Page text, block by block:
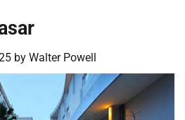
by Walter Powell